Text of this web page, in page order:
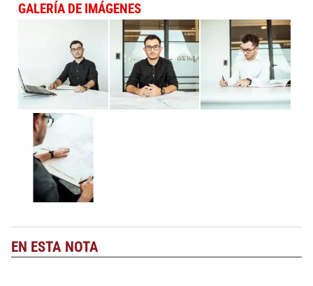
GALERÍA DE IMÁGENES
EN ESTA NOTA